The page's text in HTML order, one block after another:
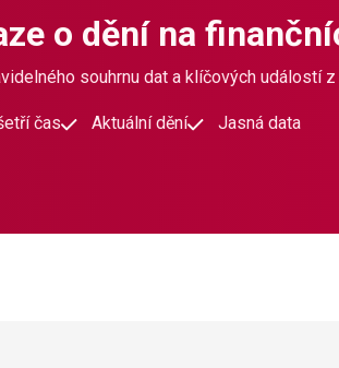
o dění na
souhrnu dat a klíčových událostí z
čas Aktuální dění Jasná data